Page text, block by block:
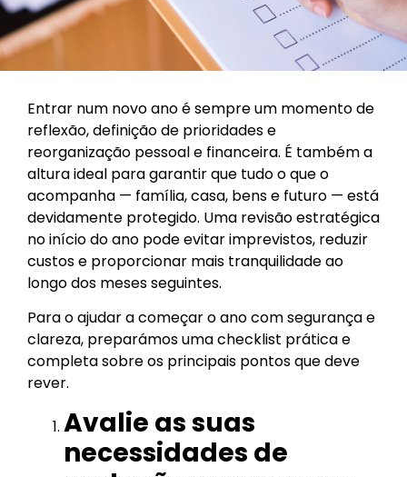
Entrar num novo ano é sempre um momento de
reflexão, definição de prioridades e
reorganização pessoal e financeira. É também a
altura ideal para garantir que tudo o que o
acompanha — família, casa, bens e futuro — está
devidamente protegido. Uma revisão estratégica
no início do ano pode evitar imprevistos, reduzir
custos e proporcionar mais tranquilidade ao
longo dos meses seguintes.
Para o ajudar a começar o ano com segurança e
clareza, preparámos uma checklist prática e
completa sobre os principais pontos que deve
rever.
Avalie as suas
necessidades de